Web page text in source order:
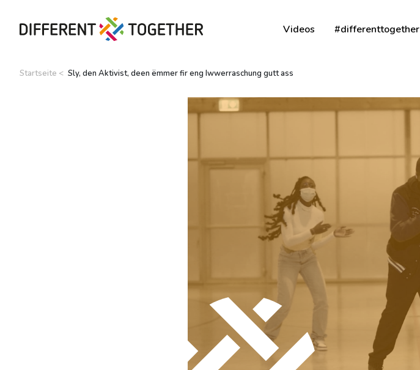
Videos #differenttogether
Startseite Sly, den Aktivist, deen ëmmer fir eng Iwwerraschung gutt ass